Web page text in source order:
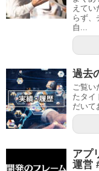
えてい
らず、
自...
過去
ご覧い
たタイ
だい
アプ
運営